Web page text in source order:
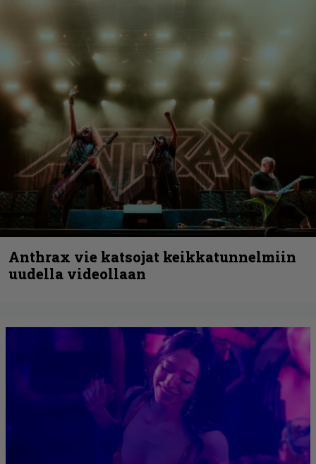
Anthrax vie katsojat keikkatunnelmiin
uudella videollaan